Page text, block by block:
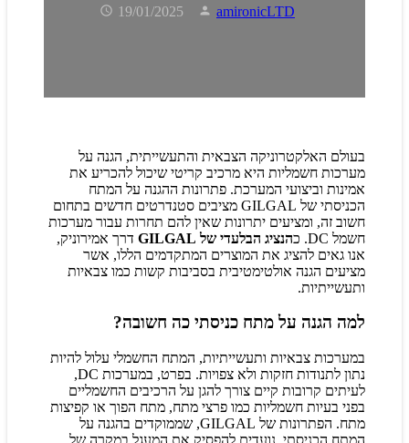
19/01/2025 amironicLTD
בעולם האלקטרוניקה הצבאית והתעשייתית, הגנה על
מערכות חשמליות היא מרכיב קריטי שיכול להכריע את
אמינות וביצועי המערכת. פתרונות ההגנה על המתח
הכניסתי של GILGAL מציבים סטנדרטים חדשים בתחום
חשוב זה, ומציעים יתרונות שאין להם תחרות עבור מערכות
חשמל DC. כ
הנציג הבלעדי של GILGAL
דרך אמירוניק,
אנו גאים להציג את המוצרים המתקדמים הללו, אשר
מציעים הגנה אולטימטיבית בסביבות קשות כמו צבאיות
ותעשייתיות.
למה הגנה על מתח כניסתי כה חשובה?
במערכות צבאיות ותעשייתיות, המתח החשמלי עלול להיות
נתון לתנודות חזקות ולא צפויות. בפרט, במערכות DC,
לעיתים קרובות קיים צורך להגן על הרכיבים החשמליים
בפני בעיות חשמליות כמו פרצי מתח, מתח הפוך או קפיצות
מתח. הפתרונות של GILGAL, שממוקדים בהגנה על
המתח הכניסתי, נועדים להפסיק את המעגל במקרה של